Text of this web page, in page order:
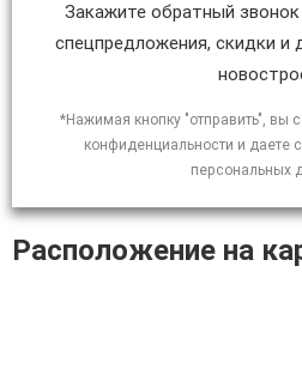
Закажите обратный
спецпредложения, скидки и
*Нажимая кнопку "отправить", вы
конфиденциальности и даете
персональных
Расположение на